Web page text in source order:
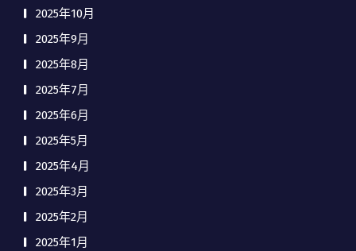
2025年10月
2025年9月
2025年8月
2025年7月
2025年6月
2025年5月
2025年4月
2025年3月
2025年2月
2025年1月